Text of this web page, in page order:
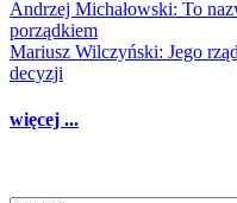
Andrzej Michałowski: To
porządkiem
Mariusz Wilczyński: Jego
decyzji
więcej ...